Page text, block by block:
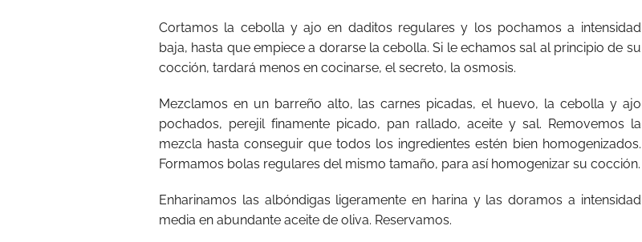
Cortamos la cebolla y ajo en daditos regulares y los pochamos a intensidad
baja, hasta que empiece a dorarse la cebolla. Si le echamos sal al principio de su
cocción, tardará menos en cocinarse, el secreto, la osmosis.
Mezclamos en un barreño alto, las carnes picadas, el huevo, la cebolla y ajo
pochados, perejil finamente picado, pan rallado, aceite y sal. Removemos la
mezcla hasta conseguir que todos los ingredientes estén bien homogenizados.
Formamos bolas regulares del mismo tamaño, para así homogenizar su cocción.
Enharinamos las albóndigas ligeramente en harina y las doramos a intensidad
media en abundante aceite de oliva. Reservamos.